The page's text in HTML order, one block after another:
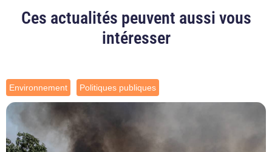
Ces actualités peuvent aussi vous
intéresser
Environnement Politiques publiques